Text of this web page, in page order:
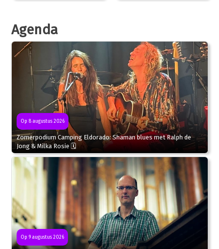
Agenda
Op 8 augustus 2026
Zomerpodium Camping Eldorado: Shaman blues met Ralph de
Jong & Milka Rosie 🗓
Op 9 augustus 2026